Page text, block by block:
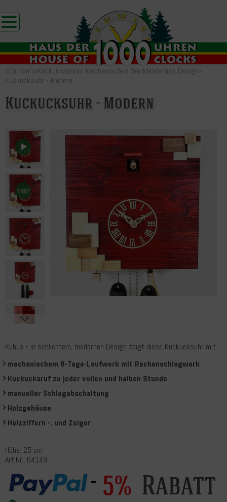
StartseiteKuckucksuhren Mechanisches WerkModernes Design»
Kuckucksuhr - Modern
Kuckucksuhr - Modern
Kubus - in schlichtem, modernen Design zeigt diese Kuckucksuhr mit
mechanischem 8-Tage-Laufwerk mit Rechenschlagwerk
Kuckucksruf zu jeder vollen und halben Stunde
manueller Schlagabschaltung
Holzgehäuse
Holzziffern -. und Zeiger
Höhe: 25 cm
Art.Nr.: 64149
5% Rabatt